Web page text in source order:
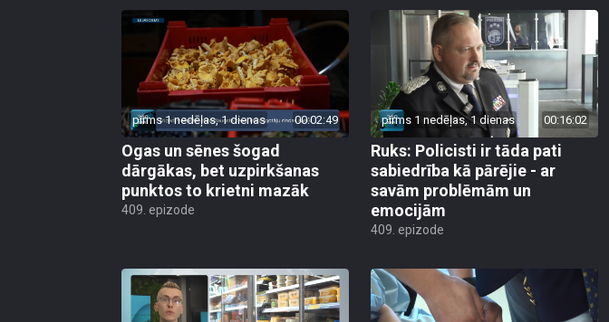
pirms 1 nedēļas, 1 dienas 00:02:49
Ogas un sēnes šogad
dārgākas, bet uzpirkšanas
punktos to krietni mazāk
409. epizode
pirms 1 nedēļas, 1 dienas 00:16:02
Ruks: Policisti ir tāda pati
sabiedrība kā pārējie - ar
savām problēmām un
emocijām
409. epizode